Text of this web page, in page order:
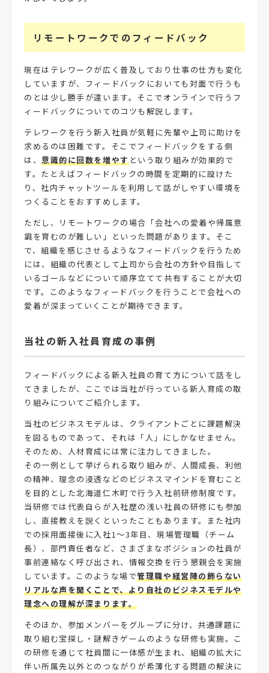
リモートワークでのフィードバック
現在はテレワークが広く普及しており仕事の仕方も変化
していますが、フィードバックにおいても対面で行うも
のとは少し勝手が違います。そこでオンラインで行うフ
ィードバックについてのコツも解説します。
テレワークを行う新入社員が気軽に先輩や上司に助けを
求めるのは困難です。そこでフィードバックをする側
は、 意識的に回数を増やす という取り組みが効果的で
す。たとえばフィードバックの時間を定期的に設けた
り、社内チャットツールを利用して話がしやすい環境を
つくることをおすすめします。
ただし、リモートワークの場合「会社への愛着や帰属意
識を育むのが難しい」といった問題があります。そこ
で、組織を感じさせるようなフィードバックを行うため
には、組織の代表として上司から会社の方針や目指して
いるゴールなどについて順序立てて共有することが大切
です。このようなフィードバックを行うことで会社への
愛着が深まっていくことが期待できます。
当社の新入社員育成の事例
フィードバックによる新入社員の育て方について話をし
てきましたが、ここでは当社が行っている新人育成の取
り組みについてご紹介します。
当社のビジネスモデルは、クライアントごとに課題解決
を図るものであって、それは「人」にしかなせません。
そのため、人材育成には常に注力してきました。
その一例として挙げられる取り組みが、人間成長、利他
の精神、理念の浸透などのビジネスマインドを育むこと
を目的とした北海道仁木町で行う入社前研修制度です。
当研修では代表自らが入社歴の浅い社員の研修にも参加
し、直接教えを説くといったこともあります。また社内
での採用面接後に入社1～3年目、現場管理職（チーム
長）、部門責任者など、さまざまなポジションの社員が
事前連絡なく呼び出され、情報交換を行う懇親会を実施
しています。このような場で管理職や経営陣の飾らない
リアルな声を聞くことで、より自社のビジネスモデルや
理念への理解が深まります。
そのほか、参加メンバーをグループに分け、共通課題に
取り組む宝探し・謎解きゲームのような研修も実施。こ
の研修を通じて社員間に一体感が生まれ、組織の拡大に
伴い所属先以外とのつながりが希薄化する問題の解決に